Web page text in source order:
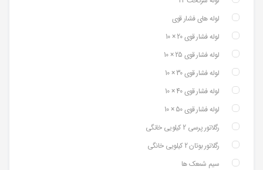
لوله های فشار قوی
لوله فشار قوی 20 × 10
لوله فشار قوی 25 × 10
لوله فشار قوی 30 × 10
لوله فشار قوی 40 × 10
لوله فشار قوی 50 × 10
رگلاتور پرسی 2 کیلویی خانگی
رگلاتور بوتان 2 کیلویی خانگی
سیم شمعک ها